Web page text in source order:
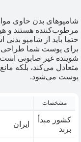
شامپوهای بدن حاوی
مرطوب‌کننده هستند و
حتما باید از شامپو
برای پوست شما طراحی
شوینده غیر صابونی
متعادل می‌کند، بلکه
پوست می‌شود.
مشخصات
کشور مبدأ
برند
ایران